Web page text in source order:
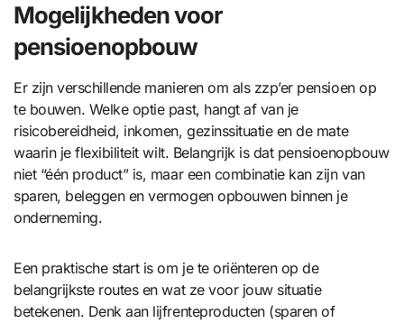
Mogelijkheden voor
pensioenopbouw
Er zijn verschillende manieren om als zzp’er pensioen op
te bouwen. Welke optie past, hangt af van je
risicobereidheid, inkomen, gezinssituatie en de mate
waarin je flexibiliteit wilt. Belangrijk is dat pensioenopbouw
niet “één product” is, maar een combinatie kan zijn van
sparen, beleggen en vermogen opbouwen binnen je
onderneming.
Een praktische start is om je te oriënteren op de
belangrijkste routes en wat ze voor jouw situatie
betekenen. Denk aan lijfrenteproducten (sparen of